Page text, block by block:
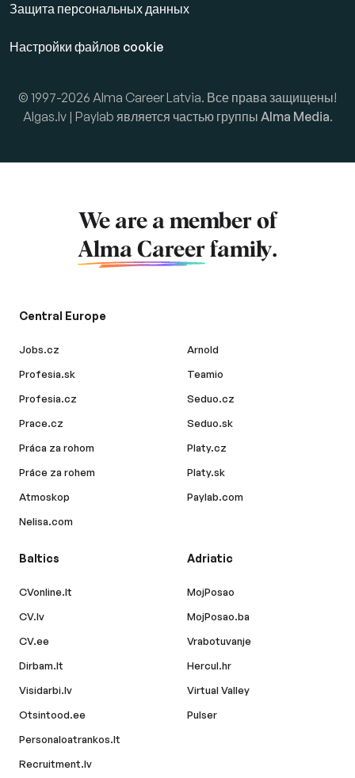
Защита персональных данных
Настройки файлов cookie
© 1997-2026 Alma Career Latvia. Все права защищены!
Algas.lv | Paylab является частью группы Alma Media.
We are a member of
Alma Career family.
Central Europe
Jobs.cz
Profesia.sk
Profesia.cz
Prace.cz
Práca za rohom
Práce za rohem
Atmoskop
Nelisa.com
Arnold
Teamio
Seduo.cz
Seduo.sk
Platy.cz
Platy.sk
Paylab.com
Baltics
CVonline.lt
CV.lv
CV.ee
Dirbam.lt
Visidarbi.lv
Otsintood.ee
Personaloatrankos.lt
Recruitment.lv
Adriatic
MojPosao
MojPosao.ba
Vrabotuvanje
Hercul.hr
Virtual Valley
Pulser